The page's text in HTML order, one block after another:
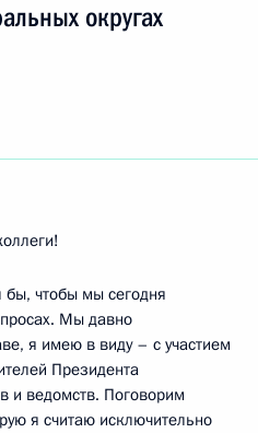
округах
чтобы мы сегодня
Мы давно
я имею в виду – с участием
Президента
и ведомств. Поговорим
я считаю исключительно